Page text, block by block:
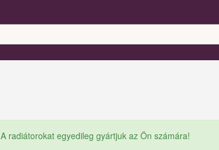
A radiátorokat egyedileg gyártjuk az Ön számára!